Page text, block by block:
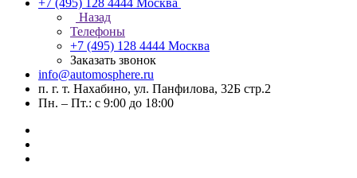
+7 (495) 128 4444 Москва
Назад
Телефоны
+7 (495) 128 4444 Москва
Заказать звонок
info@automosphere.ru
п. г. т. Нахабино, ул. Панфилова, 32Б стр.2
Пн. – Пт.: с 9:00 до 18:00